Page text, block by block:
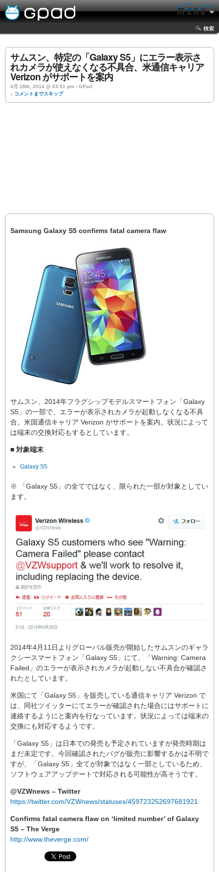
メニュー
検索
サムスン、特定の「Galaxy S5」にエラー表示さ
れカメラが使えなくなる不具合、米通信キャリア
Verizon がサポートを案内
4月 28th, 2014 @ 03:51 pm › GPad
↓ コメントまでスキップ
Samsung Galaxy S5 confirms fatal camera flaw
サムスン、2014年フラグシップモデルスマートフォン「Galaxy
S5」の一部で、エラーが表示されカメラが起動しなくなる不具
合。米国通信キャリア Verizon がサポートを案内。状況によって
は端末の交換対応もするとしています。
■ 対象端末
Galaxy S5
※ 「Galaxy S5」の全てではなく、限られた一部が対象としてい
ます。
2014年4月11日よりグローバル販売が開始したサムスンのギャラ
クシースマートフォン「Galaxy S5」にて、「Warning: Camera
Failed」のエラーが表示されカメラが起動しない不具合が確認さ
れたとしています。
米国にて「Galaxy S5」を販売している通信キャリア Verizon で
は、同社ツイッターにてエラーが確認された場合にはサポートに
連絡するようにと案内を行なっています。状況によっては端末の
交換にも対応するようです。
「Galaxy S5」は日本での発売も予定されていますが発売時期は
まだ未定です。今回確認されたバグが販売に影響するかは不明で
すが、「Galaxy S5」全てが対象ではなく一部としているため、
ソフトウェアアップデートで対応される可能性が高そうです。
@VZWnews – Twitter
https://twitter.com/VZWnews/statuses/459723252697681921
Confirms fatal camera flaw on ‘limited number’ of Galaxy
S5 – The Verge
http://www.theverge.com/